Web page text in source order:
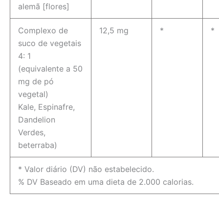
alemã [flores]
Complexo de
suco de vegetais
4: 1
(equivalente a 50
mg de pó
vegetal)
Kale, Espinafre,
Dandelion
Verdes,
beterraba)
12,5 mg * *
* Valor diário (DV) não estabelecido.
% DV Baseado em uma dieta de 2.000 calorias.